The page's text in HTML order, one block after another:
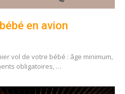
en avion
vol de votre bébé : âge minimum,
obligatoires, …